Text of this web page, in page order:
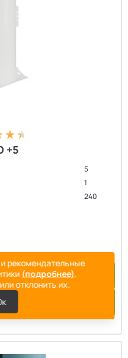
+5
5
1
240
1 клик
рекомендательные
(подробнее).
отклонить их.